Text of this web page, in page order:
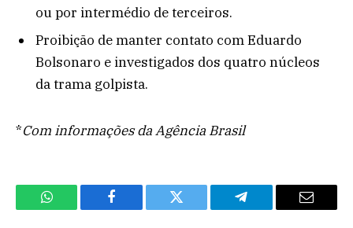
ou por intermédio de terceiros.
Proibição de manter contato com Eduardo
Bolsonaro e investigados dos quatro núcleos
da trama golpista.
*Com informações da Agência Brasil
WhatsApp Facebook Twitter Telegram Email